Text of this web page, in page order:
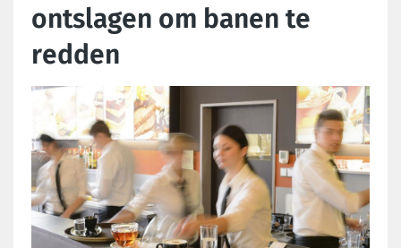
ontslagen om banen te
redden